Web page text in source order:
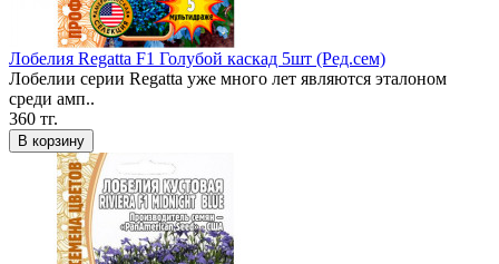
Лобелия Regatta F1 Голубой каскад 5шт (Ред.сем)
Лобелии серии Regatta уже много лет являются эталоном
среди амп..
360 тг.
В корзину